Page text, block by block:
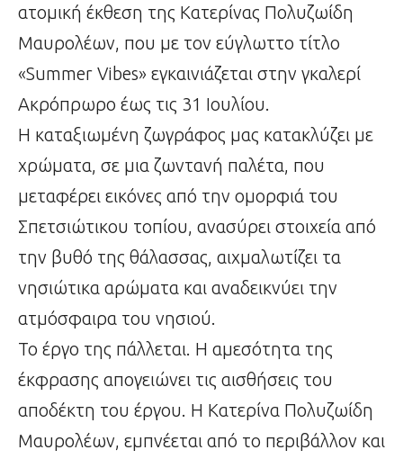
ατομική έκθεση της Κατερίνας Πολυζωίδη
Μαυρολέων, που με τον εύγλωττο τίτλο
«Summer Vibes» εγκαινιάζεται στην γκαλερί
Ακρόπρωρο έως τις 31 Ιουλίου.
Η καταξιωμένη ζωγράφος μας κατακλύζει με
χρώματα, σε μια ζωντανή παλέτα, που
μεταφέρει εικόνες από την ομορφιά του
Σπετσιώτικου τοπίου, ανασύρει στοιχεία από
την βυθό της θάλασσας, αιχμαλωτίζει τα
νησιώτικα αρώματα και αναδεικνύει την
ατμόσφαιρα του νησιού.
Το έργο της πάλλεται. Η αμεσότητα της
έκφρασης απογειώνει τις αισθήσεις του
αποδέκτη του έργου. Η Κατερίνα Πολυζωίδη
Μαυρολέων, εμπνέεται από το περιβάλλον και